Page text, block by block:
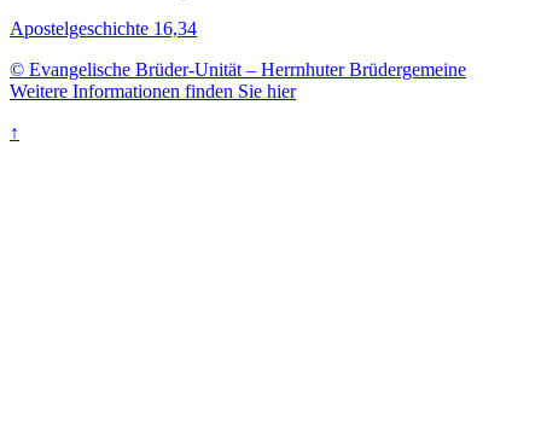
Apostelgeschichte 16,34
© Evangelische Brüder-Unität – Herrnhuter Brüdergemeine
Weitere Informationen finden Sie hier
↑